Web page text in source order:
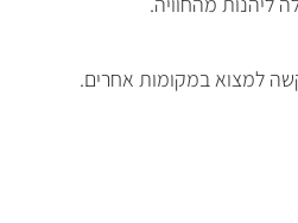
למצוא במקומות אחרים.